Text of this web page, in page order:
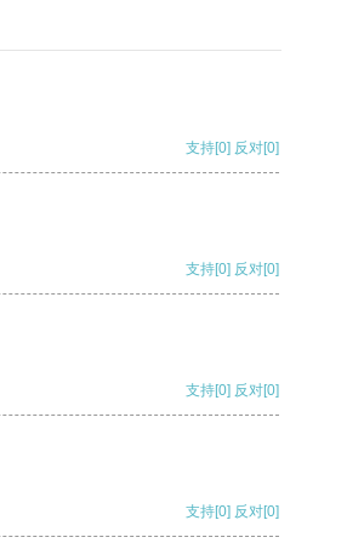
支持[0] 反对[0]
支持[0] 反对[0]
支持[0] 反对[0]
支持[0] 反对[0]